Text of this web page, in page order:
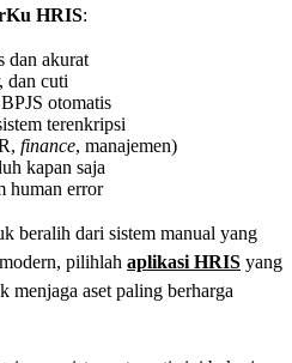
HRIS:
dan akurat
dan cuti
otomatis
terenkripsi
finance, manajemen)
kapan saja
human error
beralih dari sistem manual yang
pilihlah aplikasi HRIS yang
menjaga aset paling berharga